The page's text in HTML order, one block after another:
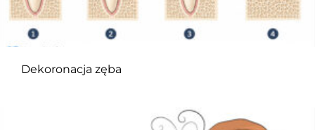
Dekoronacja zęba